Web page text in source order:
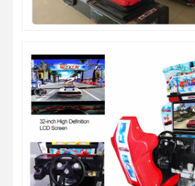
VRの映画館
vr レーシングシミュレーター